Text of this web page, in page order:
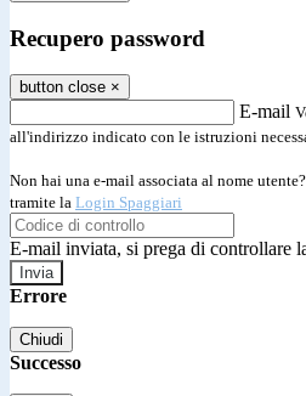
Recupero password
button close ×
E-mail
all'indirizzo indicato con le istruzioni
Non hai una e-mail associata al nome
tramite la Login Spaggiari
E-mail inviata, si prega di controllare
Errore
Chiudi
Successo